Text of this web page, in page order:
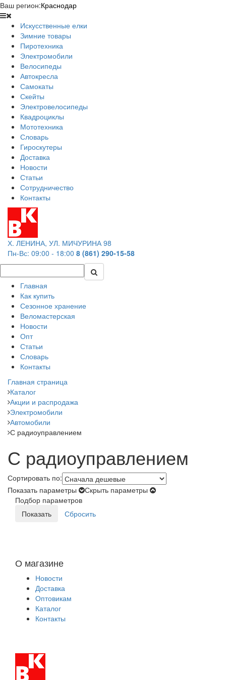
Ваш регион:Краснодар
Искусственные елки
Зимние товары
Пиротехника
Электромобили
Велосипеды
Автокресла
Самокаты
Скейты
Электровелосипеды
Квадроциклы
Мототехника
Словарь
Гироскутеры
Доставка
Новости
Статьи
Сотрудничество
Контакты
Х. ЛЕНИНА, УЛ. МИЧУРИНА 98
Пн-Вс: 09:00 - 18:00 8 (861) 290-15-58
Главная
Как купить
Сезонное хранение
Веломастерская
Новости
Опт
Статьи
Словарь
Контакты
Главная страница
Каталог
Акции и распродажа
Электромобили
Автомобили
С радиоуправлением
С радиоуправлением
Сортировать по:
Показать параметры
Скрыть параметры
Подбор параметров
О магазине
Новости
Доставка
Оптовикам
Каталог
Контакты